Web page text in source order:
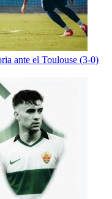
ante el Toulouse (3-0)